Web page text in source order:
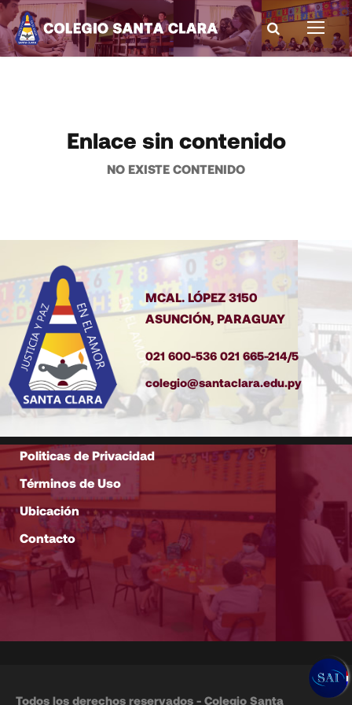
Enlace sin contenido
NO EXISTE CONTENIDO
MCAL. LÓPEZ 3150
ASUNCIÓN, PARAGUAY
021 600-536 021 665-214/5
colegio@santaclara.edu.py
Politicas de Privacidad
Términos de Uso
Ubicación
Contacto
Todos los derechos reservados - Colegio Santa